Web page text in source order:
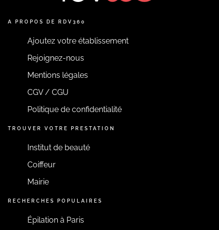
A PROPOS DE RDV360
Ajoutez votre établissement
Rejoignez-nous
Mentions légales
CGV / CGU
Politique de confidentialité
TROUVER VOTRE PRESTATION
Institut de beauté
Coiffeur
Mairie
RECHERCHES POPULAIRES
Épilation à Paris